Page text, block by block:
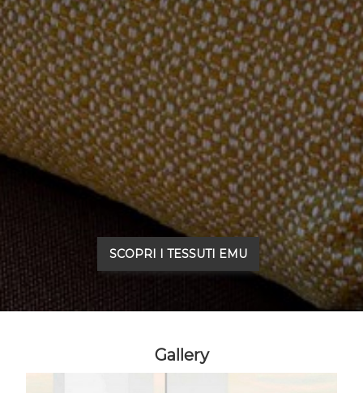
SCOPRI I TESSUTI EMU
Gallery